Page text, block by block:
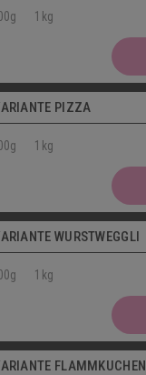
1kg
PIZZA
1kg
WURSTWEGGLI
1kg
FLAMMKUCHEN